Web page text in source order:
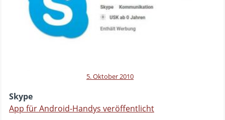
5. Oktober 2010
Skype
App für Android-Handys veröffentlicht